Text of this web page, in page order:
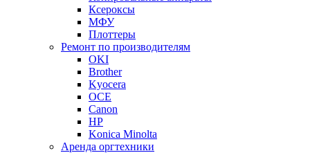
Ксероксы
МФУ
Плоттеры
Ремонт по производителям
OKI
Brother
Kyocera
OCE
Canon
HP
Konica Minolta
Аренда оргтехники